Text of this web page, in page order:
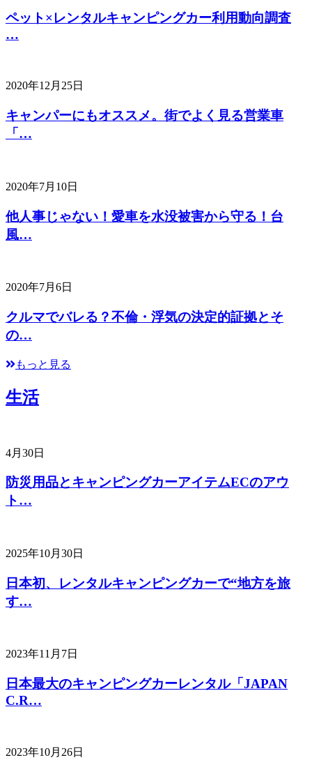
ペット×レンタルキャンピングカー利用動向調査
…
2020年12月25日
キャンパーにもオススメ。街でよく見る営業車
「…
2020年7月10日
他人事じゃない！愛車を水没被害から守る！台
風…
2020年7月6日
クルマでバレる？不倫・浮気の決定的証拠とそ
の…
もっと見る
生活
4月30日
防災用品とキャンピングカーアイテムECのアウ
ト…
2025年10月30日
日本初、レンタルキャンピングカーで“地方を旅
す…
2023年11月7日
日本最大のキャンピングカーレンタル「JAPAN
C.R…
2023年10月26日